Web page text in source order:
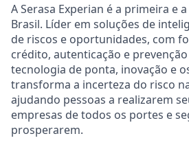
A Serasa Experian é a primeira e
Brasil. Líder em soluções de
de riscos e oportunidades, com
crédito, autenticação e
tecnologia de ponta, inovação e
transforma a incerteza do risco
ajudando pessoas a realizarem
empresas de todos os portes e
prosperarem.